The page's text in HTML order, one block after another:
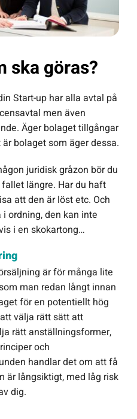
ska göras?
Start-up har alla avtal på
men även
Äger bolaget tillgångar
bolaget som äger dessa.
juridisk gråzon bör du
längre. Har du haft
att den är löst etc. Och
ordning, den kan inte
i en skokartong…
är för många lite
man redan långt innan
för en potentiellt hög
välja rätt sätt att
rätt anställningsformer,
och
handlar det om att få
är långsiktigt, med låg risk
dig.